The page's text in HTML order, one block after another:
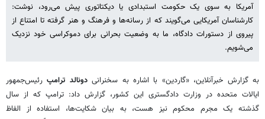
آمریکا به سوی یک حکومت استبدادی یا دیکتاتوری پیش می‌رود، نوشت:
کارشناسان آمریکایی می‌گویند که از رسانه‌ها و فرهنگ و هنر گرفته تا امتناع از
پیروی از دستورات دادگاه، ما به وضعیت بحرانی برای دموکراسی خود نزدیک
می‌شویم.
به گزارش خبرآنلاین، «گاردین» با اشاره به سخنرانیدونالد ترامپرئیس‌جمهور
ایالات متحده در وزارت دادگستری این کشور، گزارش داد: ترامپ که از سال
گذشته یک مجرم محکوم‌ نیز هست، به بیان شکایت‌ها، استفاده از الفاظ